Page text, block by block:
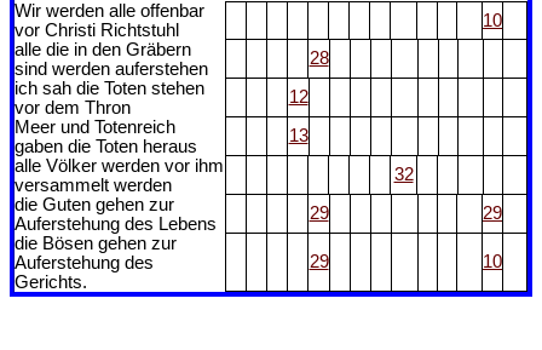
Wir werden alle offenbar
vor Christi Richtstuhl
10
alle die in den Gräbern
sind werden auferstehen
28
ich sah die Toten stehen
vor dem Thron
12
Meer und Totenreich
gaben die Toten heraus
13
alle Völker werden vor ihm
versammelt werden
32
die Guten gehen zur
Auferstehung des Lebens
29
29
die Bösen gehen zur
Auferstehung des
Gerichts.
29 10